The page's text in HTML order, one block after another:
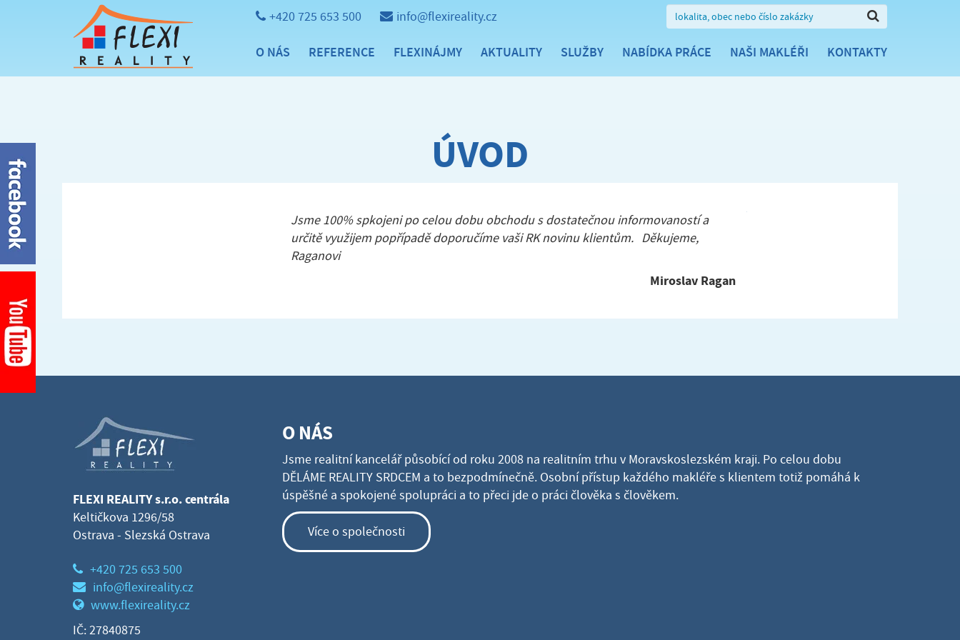
+420 725 653 500 info@flexireality.cz
O NÁS REFERENCE FLEXINÁJMY AKTUALITY SLUŽBY NABÍDKA PRÁCE NAŠI MAKLÉŘI KONTAKTY
ÚVOD
Jsme 100% spkojeni po celou dobu obchodu s dostatečnou informovaností a
určitě využijem popřípadě doporučíme vaši RK novinu klientům. Děkujeme,
Raganovi
Miroslav Ragan
FLEXI REALITY s.r.o. centrála
Keltičkova 1296/58
Ostrava - Slezská Ostrava
+420 725 653 500
info@flexireality.cz
www.flexireality.cz
IČ: 27840875
O NÁS
Jsme realitní kancelář působící od roku 2008 na realitním trhu v Moravskoslezském kraji. Po celou dobu
DĚLÁME REALITY SRDCEM a to bezpodmínečně. Osobní přístup každého makléře s klientem totiž pomáhá k
úspěšné a spokojené spolupráci a to přeci jde o práci člověka s člověkem.
Více o společnosti